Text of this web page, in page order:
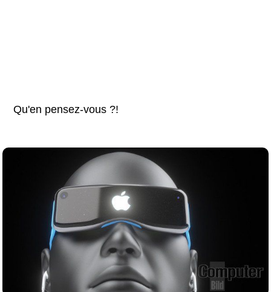
Qu'en pensez-vous ?!